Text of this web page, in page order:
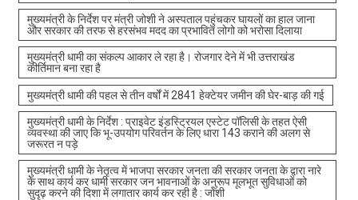
मुख्यमंत्री के निर्देश पर मंत्री जोशी ने अस्पताल पहुंचकर घायलों का हाल जाना
और सरकार की तरफ से हरसंभव मदद का प्रभावित लोगो को भरोसा दिलाया
मुख्यमंत्री धामी का संकल्प आकार ले रहा है। रोजगार देने में भी उत्तराखंड
कीर्तिमान बना रहा है
मुख्यमंत्री धामी की पहल से तीन वर्षों में 2841 हेक्टेयर जमीन की घेर-बाड़ की गई
मुख्यमंत्री धामी के निर्देश : प्राइवेट इंडस्ट्रियल एस्टेट पॉलिसी के तहत ऐसी
व्यवस्था की जाए कि भू-उपयोग परिवर्तन के लिए धारा 143 कराने की अलग से
जरूरत न पड़े
मुख्यमंत्री धामी के नेतृत्व में भाजपा सरकार जनता की सरकार जनता के द्वारा नारे
के साथ कार्य कर धामी सरकार जन भावनाओं के अनुरूप मूलभूत सुविधाओं को
सुदृढ़ करने की दिशा में लगातार कार्य कर रही है : जोशी